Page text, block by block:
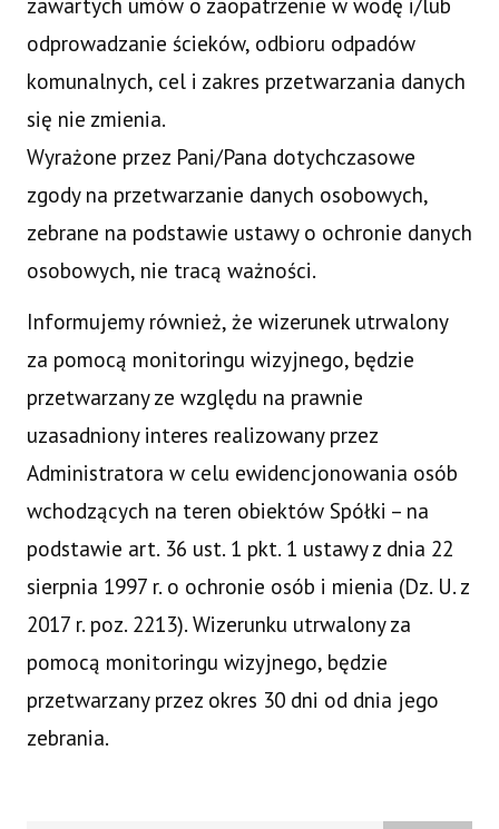
odprowadzanie ścieków, odbioru odpadów
komunalnych, cel i zakres przetwarzania danych
się nie zmienia.
Wyrażone przez Pani/Pana dotychczasowe
zgody na przetwarzanie danych osobowych,
zebrane na podstawie ustawy o ochronie danych
osobowych, nie tracą ważności.
Informujemy również, że wizerunek utrwalony
za pomocą monitoringu wizyjnego, będzie
przetwarzany ze względu na prawnie
uzasadniony interes realizowany przez
Administratora w celu ewidencjonowania osób
wchodzących na teren obiektów Spółki – na
podstawie art. 36 ust. 1 pkt. 1 ustawy z dnia 22
sierpnia 1997 r. o ochronie osób i mienia (Dz. U. z
2017 r. poz. 2213). Wizerunku utrwalony za
pomocą monitoringu wizyjnego, będzie
przetwarzany przez okres 30 dni od dnia jego
zebrania.